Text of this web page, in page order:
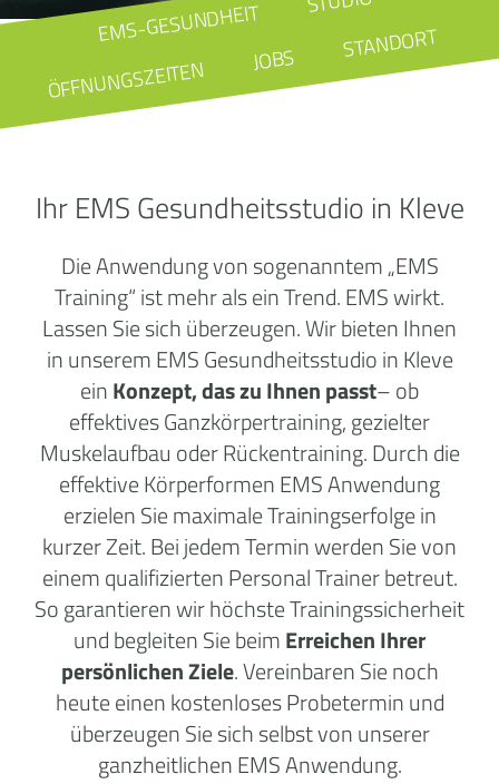
EMS-GESUNDHEIT
ÖFFNUNGSZEITEN JOBS STANDORT
Ihr EMS Gesundheitsstudio in Kleve
Die Anwendung von sogenanntem „EMS
Training“ ist mehr als ein Trend. EMS wirkt.
Lassen Sie sich überzeugen. Wir bieten Ihnen
in unserem EMS Gesundheitsstudio in Kleve
einKonzept, das zu Ihnen passt– ob
effektives Ganzkörpertraining, gezielter
Muskelaufbau oder Rückentraining. Durch die
effektive Körperformen EMS Anwendung
erzielen Sie maximale Trainingserfolge in
kurzer Zeit. Bei jedem Termin werden Sie von
einem qualifizierten Personal Trainer betreut.
So garantieren wir höchste Trainingssicherheit
und begleiten Sie beimErreichen Ihrer
persönlichen Ziele. Vereinbaren Sie noch
heute einen kostenloses Probetermin und
überzeugen Sie sich selbst von unserer
ganzheitlichen EMS Anwendung.